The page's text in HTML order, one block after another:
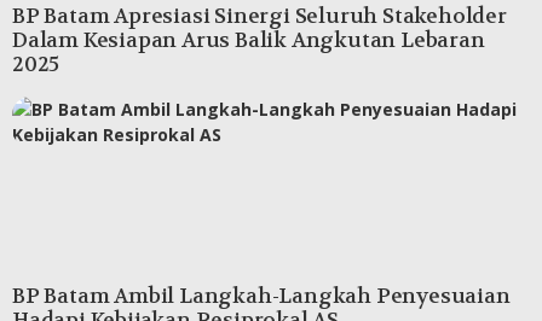
BP Batam Apresiasi Sinergi Seluruh Stakeholder
Dalam Kesiapan Arus Balik Angkutan Lebaran
2025
BP Batam Ambil Langkah-Langkah Penyesuaian